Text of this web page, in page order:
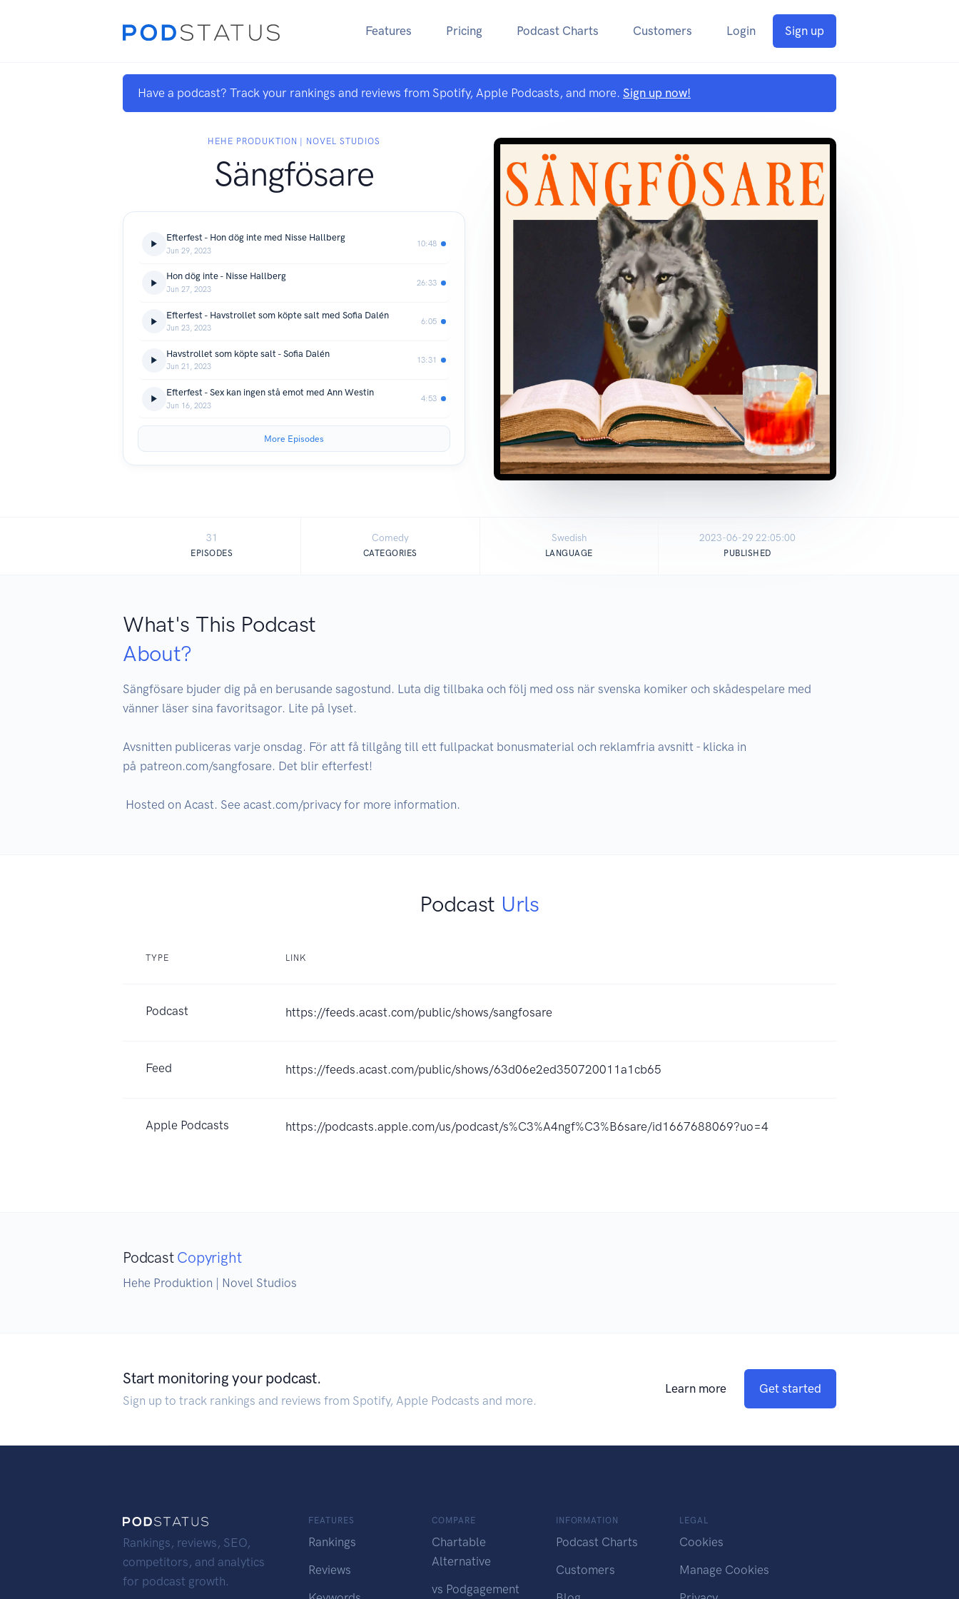
Features Pricing Podcast Charts Customers Login Sign up
Have a podcast? Track your rankings and reviews from Spotify, Apple Podcasts, and more. Sign up now!
HEHE PRODUKTION | NOVEL STUDIOS
Sängfösare
Efterfest - Hon dög inte med Nisse Hallberg
Jun 29, 2023
10:48
Hon dög inte - Nisse Hallberg
Jun 27, 2023
26:33
Efterfest - Havstrollet som köpte salt med Sofia Dalén
Jun 23, 2023
6:05
Havstrollet som köpte salt - Sofia Dalén
Jun 21, 2023
13:31
Efterfest - Sex kan ingen stå emot med Ann Westin
Jun 16, 2023
4:53
More Episodes
31
EPISODES
Comedy
CATEGORIES
Swedish
LANGUAGE
2023-06-29 22:05:00
PUBLISHED
What's This Podcast
About?
Sängfösare bjuder dig på en berusande sagostund. Luta dig tillbaka och följ med oss när svenska komiker och skådespelare med
vänner läser sina favoritsagor. Lite på lyset.
Avsnitten publiceras varje onsdag. För att få tillgång till ett fullpackat bonusmaterial och reklamfria avsnitt - klicka in
på patreon.com/sangfosare. Det blir efterfest!
Podcast Urls
TYPE LINK
Podcast https://feeds.acast.com/public/shows/sangfosare
Feed https://feeds.acast.com/public/shows/63d06e2ed350720011a1cb65
Apple Podcasts https://podcasts.apple.com/us/podcast/s%C3%A4ngf%C3%B6sare/id1667688069?uo=4
Podcast Copyright
Hehe Produktion | Novel Studios
Start monitoring your podcast.
Sign up to track rankings and reviews from Spotify, Apple Podcasts and more.
Learn more Get started
Rankings, reviews, SEO,
competitors, and analytics
for podcast growth.
FEATURES
Rankings
Reviews
COMPARE
Chartable
Alternative
vs Podgagement
INFORMATION
Podcast Charts
Customers
LEGAL
Cookies
Manage Cookies